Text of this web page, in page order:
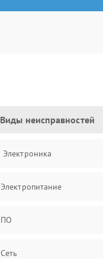
Виды неисправностей
Электроника
Электропитание
ПО
Сеть